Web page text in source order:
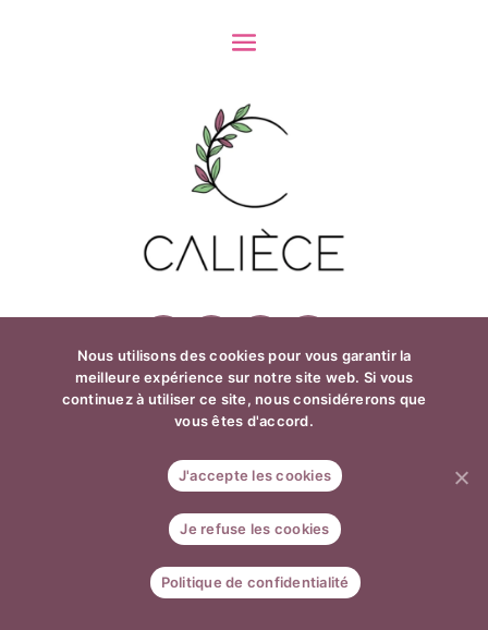
CRÉDITS ET MENTIONS LÉGALES
CONDITIONS GÉNÉRALES DE VENTE
RETOURS ET REMBOURSEMENTS
CONCEPTION ET WEB DESIGN :CARAMEL & PAPRIKA
Nous utilisons des cookies pour vous garantir la
meilleure expérience sur notre site web. Si vous
continuez à utiliser ce site, nous considérerons que
vous êtes d'accord.
J'accepte les cookies
Je refuse les cookies
Politique de confidentialité